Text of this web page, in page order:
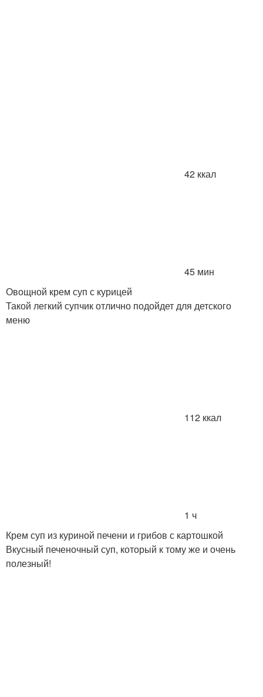
42 ккал
45 мин
Овощной крем суп с курицей
Такой легкий супчик отлично подойдет для детского
меню
112 ккал
1 ч
Крем суп из куриной печени и грибов с картошкой
Вкусный печеночный суп, который к тому же и очень
полезный!